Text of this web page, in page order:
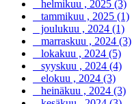
helmikuu , 2025 (3)
tammikuu , 2025 (1)
joulukuu , 2024 (1)
marraskuu , 2024 (3)
lokakuu , 2024 (5)
syyskuu , 2024 (4)
elokuu , 2024 (3)
heinäkuu , 2024 (3)